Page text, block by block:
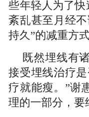
些年轻人为了
紊乱甚至月经
持久”的减重方式
既然埋线有
接受埋线治疗
疗就能瘦。”谢
理的一部分，